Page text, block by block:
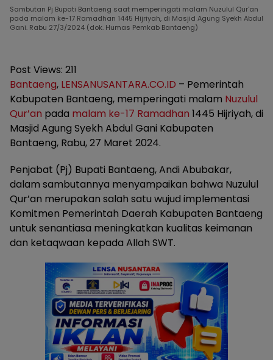
Sambutan Pj Bupati Bantaeng saat memperingati malam Nuzulul Qur'an
pada malam ke-17 Ramadhan 1445 Hijriyah, di Masjid Agung Syekh Abdul
Gani. Rabu 27/3/2024 (dok. Humas Pemkab Bantaeng)
Post Views: 211
Bantaeng, LENSANUSANTARA.CO.ID – Pemerintah
Kabupaten Bantaeng, memperingati malam Nuzulul
Qur’an pada malam ke-17 Ramadhan 1445 Hijriyah, di
Masjid Agung Syekh Abdul Gani Kabupaten
Bantaeng, Rabu, 27 Maret 2024.
Penjabat (Pj) Bupati Bantaeng, Andi Abubakar,
dalam sambutannya menyampaikan bahwa Nuzulul
Qur’an merupakan salah satu wujud implementasi
Komitmen Pemerintah Daerah Kabupaten Bantaeng
untuk senantiasa meningkatkan kualitas keimanan
dan ketaqwaan kepada Allah SWT.